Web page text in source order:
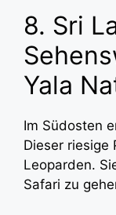
8. Sri
Yala
Im Südosten
Dieser riesige
Leoparden.
Safari zu